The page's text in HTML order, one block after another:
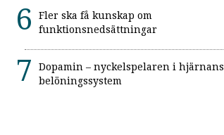
Fler ska få kunskap om
funktionsnedsättningar
Dopamin – nyckelspelaren i hjärnans
belöningssystem